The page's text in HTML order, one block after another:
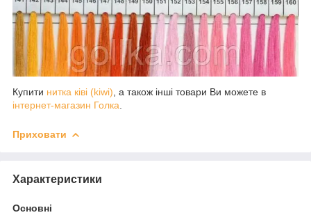
Купити нитка ківі (kiwi) , а також інші товари Ви можете в
інтернет-магазин Голка
Приховати
Характеристики
Основні